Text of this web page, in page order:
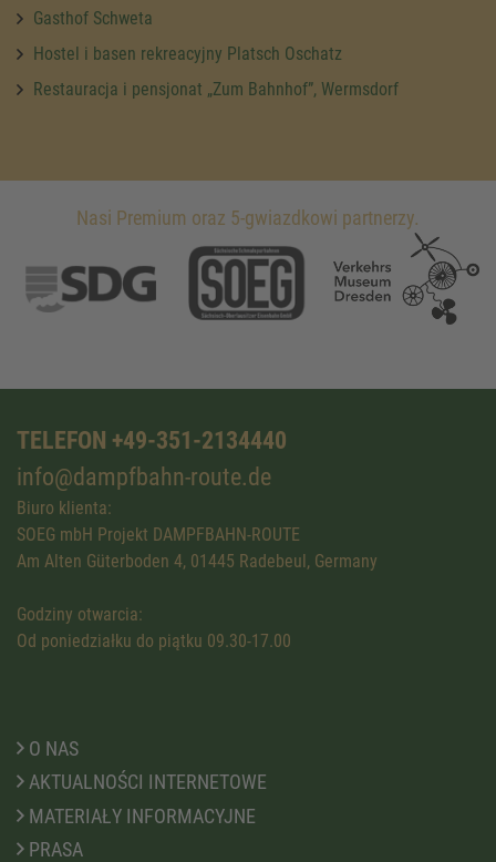
Gasthof Schweta
Hostel i basen rekreacyjny Platsch Oschatz
Restauracja i pensjonat „Zum Bahnhof”, Wermsdorf
Nasi Premium oraz 5-gwiazdkowi partnerzy.
TELEFON +49-351-2134440
info@dampfbahn-route.de
Biuro klienta:
SOEG mbH Projekt DAMPFBAHN-ROUTE
Am Alten Güterboden 4, 01445 Radebeul, Germany
Godziny otwarcia:
Od poniedziałku do piątku 09.30-17.00
O NAS
AKTUALNOŚCI INTERNETOWE
MATERIAŁY INFORMACYJNE
PRASA